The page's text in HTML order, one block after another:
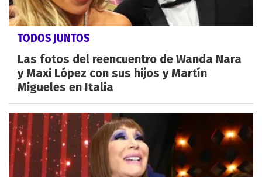
TODOS JUNTOS
Las fotos del reencuentro de Wanda Nara
y Maxi López con sus hijos y Martín
Migueles en Italia